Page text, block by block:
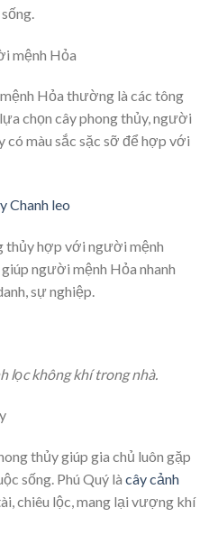
mệnh Hỏa
Hỏa thường là các tông
chọn cây phong thủy, người
có màu sắc sặc sỡ để hợp với
Chanh leo
thủy hợp với người mệnh
người mệnh Hỏa nhanh
sự nghiệp.
lọc không khí trong nhà.
thủy giúp gia chủ luôn gặp
sống. Phú Quý là cây cảnh
chiêu lộc, mang lại vượng khí